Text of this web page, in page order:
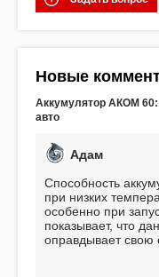
Новые
Аккумулятор АКОМ
авто
Адам
Способность
при низких
особенно при
показывает, что
оправдывает свою
пожалел. Считаю,